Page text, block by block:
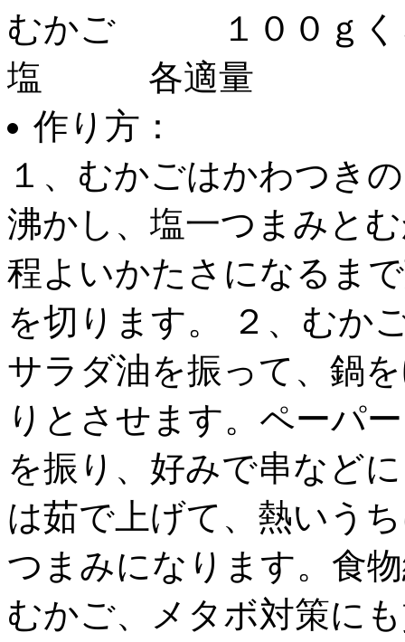
むかご １００ｇく
塩 各適量
作り方：
１、むかごはかわつき
沸かし、塩一つまみと
程よいかたさになるま
を切ります。 ２、むか
サラダ油を振って、鍋
りとさせます。ペーパ
を振り、好みで串など
は茹で上げて、熱いう
つまみになります。食
むかご、メタボ対策に